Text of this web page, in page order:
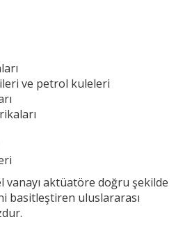
ve petrol kuleleri
vanayı aktüatöre doğru şekilde
basitleştiren uluslararası